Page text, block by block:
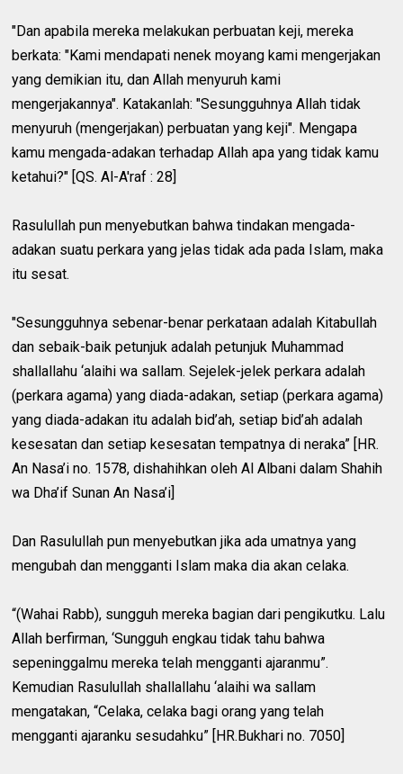
"Dan apabila mereka melakukan perbuatan keji, mereka
berkata: "Kami mendapati nenek moyang kami mengerjakan
yang demikian itu, dan Allah menyuruh kami
mengerjakannya". Katakanlah: "Sesungguhnya Allah tidak
menyuruh (mengerjakan) perbuatan yang keji". Mengapa
kamu mengada-adakan terhadap Allah apa yang tidak kamu
ketahui?" [QS. Al-A'raf : 28]
Rasulullah pun menyebutkan bahwa tindakan mengada-
adakan suatu perkara yang jelas tidak ada pada Islam, maka
itu sesat.
"Sesungguhnya sebenar-benar perkataan adalah Kitabullah
dan sebaik-baik petunjuk adalah petunjuk Muhammad
shallallahu ‘alaihi wa sallam. Sejelek-jelek perkara adalah
(perkara agama) yang diada-adakan, setiap (perkara agama)
yang diada-adakan itu adalah bid’ah, setiap bid’ah adalah
kesesatan dan setiap kesesatan tempatnya di neraka” [HR.
An Nasa’i no. 1578, dishahihkan oleh Al Albani dalam Shahih
wa Dha’if Sunan An Nasa’i]
Dan Rasulullah pun menyebutkan jika ada umatnya yang
mengubah dan mengganti Islam maka dia akan celaka.
“(Wahai Rabb), sungguh mereka bagian dari pengikutku. Lalu
Allah berfirman, ‘Sungguh engkau tidak tahu bahwa
sepeninggalmu mereka telah mengganti ajaranmu”.
Kemudian Rasulullah shallallahu ‘alaihi wa sallam
mengatakan, “Celaka, celaka bagi orang yang telah
mengganti ajaranku sesudahku” [HR.Bukhari no. 7050]